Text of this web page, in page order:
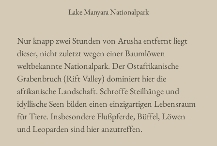
Lake Manyara Nationalpark
Nur knapp zwei Stunden von Arusha entfernt liegt
dieser, nicht zuletzt wegen einer Baumlöwen
weltbekannte Nationalpark. Der Ostafrikanische
Grabenbruch (Rift Valley) dominiert hier die
afrikanische Landschaft. Schroffe Steilhänge und
idyllische Seen bilden einen einzigartigen Lebensraum
für Tiere. Insbesondere Flußpferde, Büffel, Löwen
und Leoparden sind hier anzutreffen.